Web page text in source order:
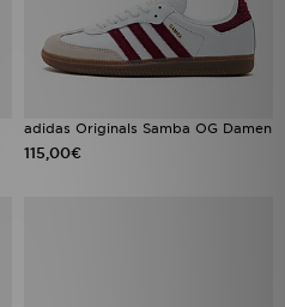
adidas Originals Samba OG Damen
115,00€